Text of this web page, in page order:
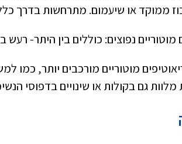
ממוקד או שיעמום. מתרחשות בדרך
מוטוריים נפוצים: כוללים בין היתר-
מוטוריים מורכבים יותר, כמו
מלוות גם בקולות או שינויים בדפוסי